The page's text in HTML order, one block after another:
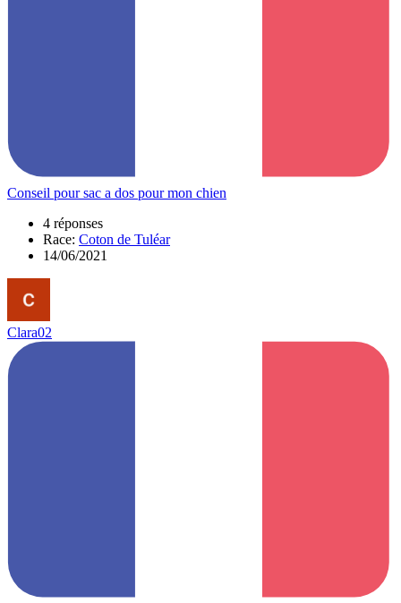
Conseil pour sac a dos pour mon chien
4 réponses
Race: Coton de Tuléar
14/06/2021
Clara02